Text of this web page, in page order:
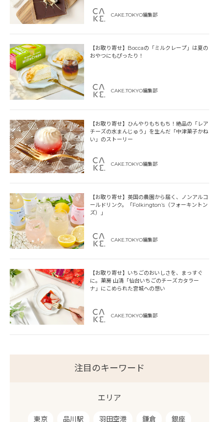
CAKE.TOKYO編集部
【お取り寄せ】Boccaの「ミルクレープ」は夏の
おやつにもぴったり！
CAKE.TOKYO編集部
【お取り寄せ】ひんやりもちもち！絶品の「レア
チーズの水まんじゅう」を生んだ「中津菓子かね
い」のストーリー
CAKE.TOKYO編集部
【お取り寄せ】英国の農園から届く、ノンアルコ
ールドリンク。「Folkington’s（フォーキントン
ズ）」
CAKE.TOKYO編集部
【お取り寄せ】いちごのおいしさを、まっすぐ
に。菓房 山清「仙台いちごのチーズカタラー
ナ」にこめられた宮城への想い
CAKE.TOKYO編集部
注目のキーワード
エリア
東京 品川駅 羽田空港 鎌倉 銀座